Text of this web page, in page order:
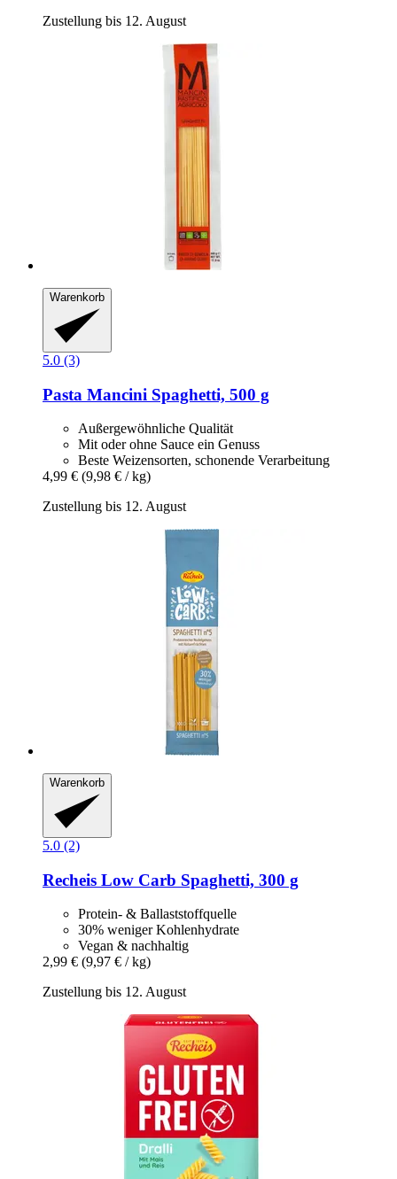
Zustellung bis 12. August
Warenkorb
5.0 (3)
Pasta Mancini Spaghetti, 500 g
Außergewöhnliche Qualität
Mit oder ohne Sauce ein Genuss
Beste Weizensorten, schonende Verarbeitung
4,99 € (9,98 € / kg)
Zustellung bis 12. August
Warenkorb
5.0 (2)
Recheis Low Carb Spaghetti, 300 g
Protein- & Ballaststoffquelle
30% weniger Kohlenhydrate
Vegan & nachhaltig
2,99 € (9,97 € / kg)
Zustellung bis 12. August